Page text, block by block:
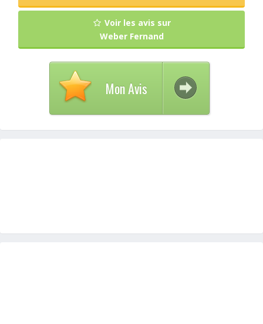
Voir les avis sur
Weber Fernand
Mon Avis